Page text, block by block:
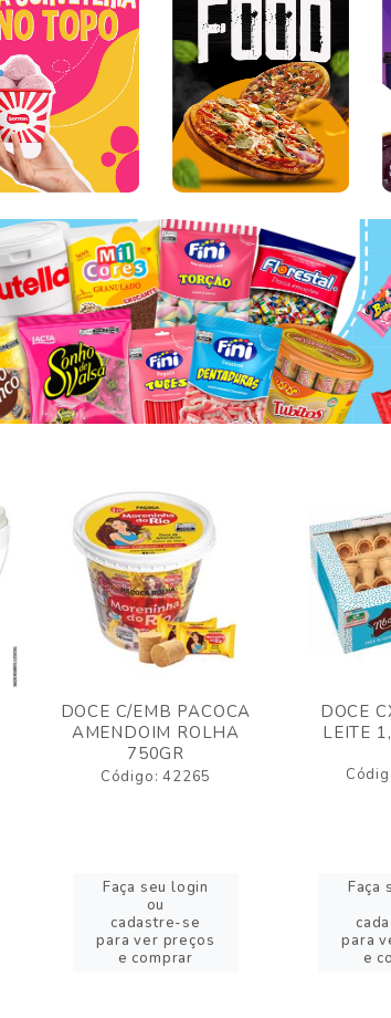
DOCE C/EMB PACOCA
AMENDOIM ROLHA
750GR
Código: 42265
Faça seu login
ou
cadastre-se
para ver preços
e comprar
DOCE
LEITE
Faça
para
e